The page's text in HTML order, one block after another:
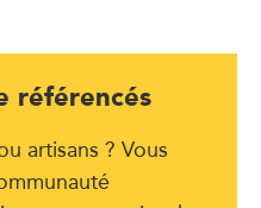
référencés
artisans ? Vous